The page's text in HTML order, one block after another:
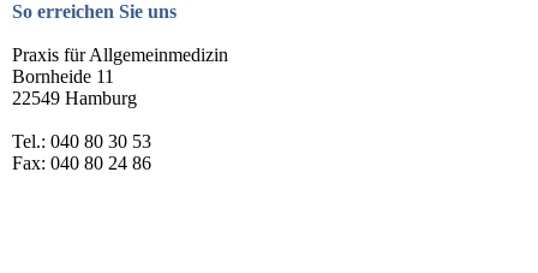
So erreichen Sie uns
Praxis für Allgemeinmedizin
Bornheide 11
22549 Hamburg
Tel.: 040 80 30 53
Fax: 040 80 24 86